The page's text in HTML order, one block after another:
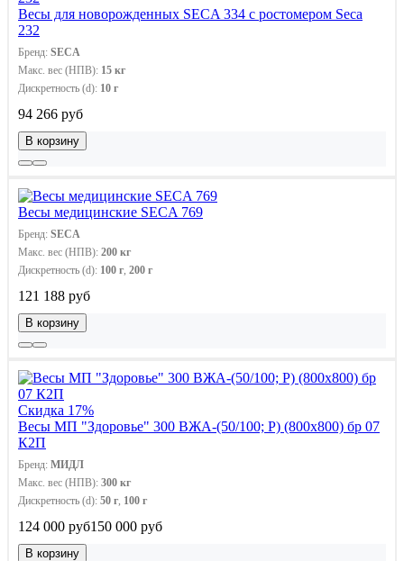
Весы для новорожденных SECA 334 с ростомером Seca
232
Бренд: SECA
Макс. вес (НПВ): 15 кг
Дискретность (d): 10 г
94 266 руб
В корзину
Весы медицинские SECA 769
Бренд: SECA
Макс. вес (НПВ): 200 кг
Дискретность (d): 100 г, 200 г
121 188 руб
В корзину
Скидка 17%
Весы МП "Здоровье" 300 ВЖА-(50/100; Р) (800х800) бр 07
К2П
Бренд: МИДЛ
Макс. вес (НПВ): 300 кг
Дискретность (d): 50 г, 100 г
124 000 руб150 000 руб
В корзину